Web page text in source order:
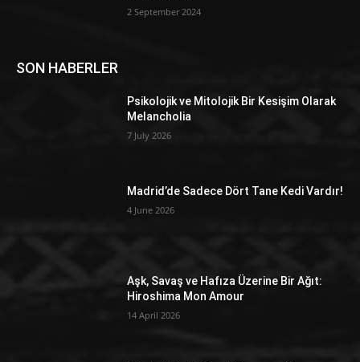
2 September 2024
SON HABERLER
Psikolojik ve Mitolojik Bir Kesişim Olarak
Melancholia
7 July 2026
Madrid’de Sadece Dört Tane Kedi Vardır!
4 June 2026
Aşk, Savaş ve Hafıza Üzerine Bir Ağıt:
Hiroshima Mon Amour
14 April 2026